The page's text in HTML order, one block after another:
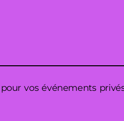
vos événements